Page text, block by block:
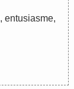
, entusiasme,